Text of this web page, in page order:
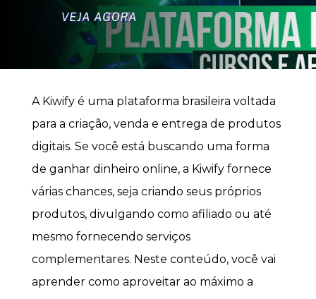
A Kiwify é uma plataforma brasileira voltada
para a criação, venda e entrega de produtos
digitais. Se você está buscando uma forma
de ganhar dinheiro online, a Kiwify fornece
várias chances, seja criando seus próprios
produtos, divulgando como afiliado ou até
mesmo fornecendo serviços
complementares. Neste conteúdo, você vai
aprender como aproveitar ao máximo a